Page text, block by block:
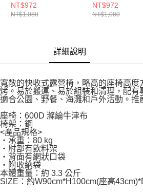
包 CH603494K001
NT$972
NT$1,080
包
NT$972
NT$1,080
詳細說明
寬敞的快收式露營椅，略高的座椅高
烤。易於搬運、易於組裝和清理，配有
適合公園、野餐、海灘和戶外活動。推
座椅：600D 滌綸牛津布
椅架：鋼
<產品規格>
・承重：80 kg
・肘部有飲料架
・背面有網狀口袋
・附收納袋
本體重量：約 3.3 公斤
SIZE：約W90cm*H100cm(座高